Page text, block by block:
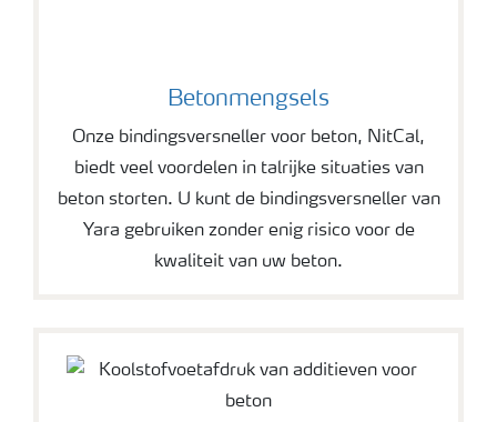
Betonmengsels
Onze bindingsversneller voor beton, NitCal,
biedt veel voordelen in talrijke situaties van
beton storten. U kunt de bindingsversneller van
Yara gebruiken zonder enig risico voor de
kwaliteit van uw beton.